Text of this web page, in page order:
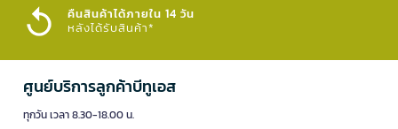
คืนสินค้าได้ภายใน 14 วัน
หลังได้รับสินค้า*
ศูนย์บริการลูกค้าบีทูเอส
ทุกวัน เวลา 8.30-18.00 น.